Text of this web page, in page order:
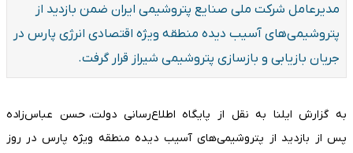
مدیرعامل شرکت ملی صنایع پتروشیمی ایران ضمن بازدید از
پتروشیمی‌های آسیب دیده منطقه ویژه اقتصادی انرژی پارس در
جریان بازیابی و بازسازی پتروشیمی‌ شیراز قرار گرفت.
به گزارش ایلنا به نقل از پایگاه اطلاع‌رسانی دولت،‌ حسن عباس‌زاده
پس از بازدید از پتروشیمی‌های آسیب دیده منطقه ویژه پارس در روز